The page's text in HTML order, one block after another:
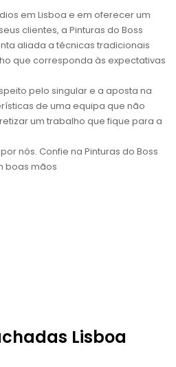
em Lisboa e em oferecer um
clientes, a Pinturas do Boss
aliada a técnicas tradicionais
que corresponda às expectativas
pelo singular e a aposta na
de uma equipa que não
um trabalho que fique para a
nós. Confie na Pinturas do Boss
boas mãos
Lisboa